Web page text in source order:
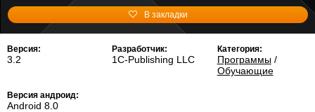
В закладки
Версия:
3.2
Разработчик:
1C-Publishing LLC
Категория:
Программы/
Обучающие
Версия андроид:
Android 8.0